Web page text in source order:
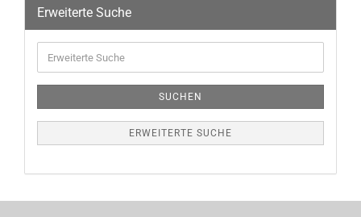
Erweiterte Suche
SUCHEN
ERWEITERTE SUCHE